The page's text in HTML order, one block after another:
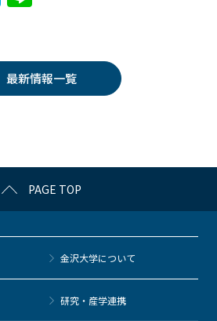
n
a
最新情報一覧
PAGE TOP
金沢大学について
研究・産学連携